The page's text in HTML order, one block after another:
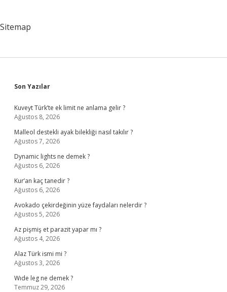
Sitemap
Sidebar
Son Yazılar
Kuveyt Türk’te ek limit ne anlama gelir ?
Ağustos 8, 2026
Malleol destekli ayak bilekliği nasıl takılır ?
Ağustos 7, 2026
Dynamic lights ne demek ?
Ağustos 6, 2026
Kur’an kaç tanedir ?
Ağustos 6, 2026
Avokado çekirdeğinin yüze faydaları nelerdir ?
Ağustos 5, 2026
Az pişmiş et parazit yapar mı ?
Ağustos 4, 2026
Alaz Türk ismi mi ?
Ağustos 3, 2026
Wıde leg ne demek ?
Temmuz 29, 2026